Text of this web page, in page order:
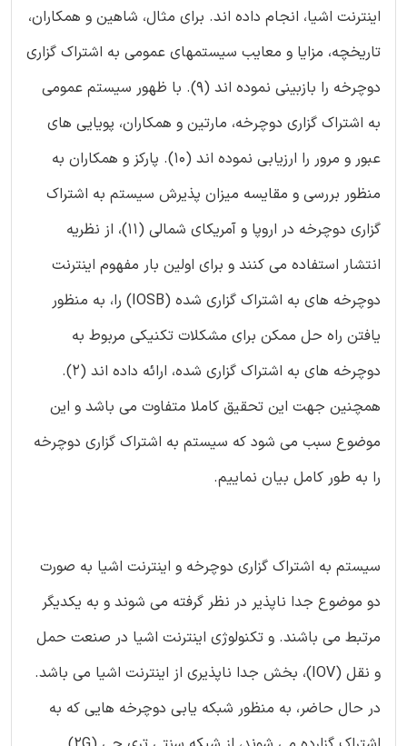
اینترنت اشیا، انجام داده اند. برای مثال، شاهین و همکاران،
تاریخچه، مزایا و معایب سیستمهای عمومی به اشتراک گزاری
دوچرخه را بازبینی نموده اند (9). با ظهور سیستم عمومی
به اشتراک گزاری دوچرخه، مارتین و همکاران، پویایی های
عبور و مرور را ارزیابی نموده اند (10). پارکز و همکاران به
منظور بررسی و مقایسه میزان پذیرش سیستم به اشتراک
گزاری دوچرخه در اروپا و آمریکای شمالی (11)، از نظریه
انتشار استفاده می کنند و برای اولین بار مفهوم اینترنت
دوچرخه های به اشتراک گزاری شده (IOSB) را، به منظور
یافتن راه حل ممکن برای مشکلات تکنیکی مربوط به
دوچرخه های به اشتراک گزاری شده، ارائه داده اند (2).
همچنین جهت این تحقیق کاملا متفاوت می باشد و این
موضوع سبب می شود که سیستم به اشتراک گزاری دوچرخه
را به طور کامل بیان نماییم.
سیستم به اشتراک گزاری دوچرخه و اینترنت اشیا به صورت
دو موضوع جدا ناپذیر در نظر گرفته می شوند و به یکدیگر
مرتبط می باشند. و تکنولوژی اینترنت اشیا در صنعت حمل
و نقل (IOV)، بخش جدا ناپذیری از اینترنت اشیا می باشد.
در حال حاضر، به منظور شبکه یابی دوچرخه هایی که به